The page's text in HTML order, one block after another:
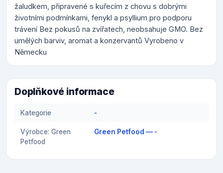
žaludkem, připravené s kuřecím z chovu s dobrými
životními podmínkami, fenykl a psyllium pro podporu
trávení Bez pokusů na zvířatech, neobsahuje GMO. Bez
umělých barviv, aromat a konzervantů Vyrobeno v
Německu
Doplňkové informace
Kategorie -
Výrobce: Green
Petfood
Green Petfood — -